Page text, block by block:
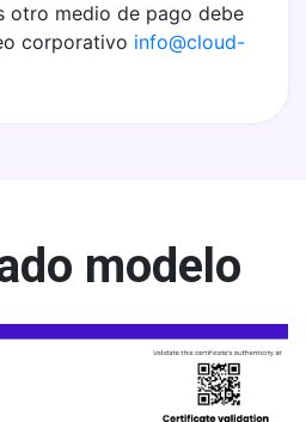
otro medio de pago debe
corporativo info@cloud-
modelo